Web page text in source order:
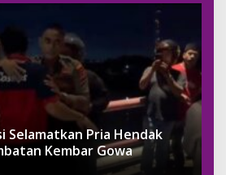
Selamatkan Pria Hendak
Kembar Gowa